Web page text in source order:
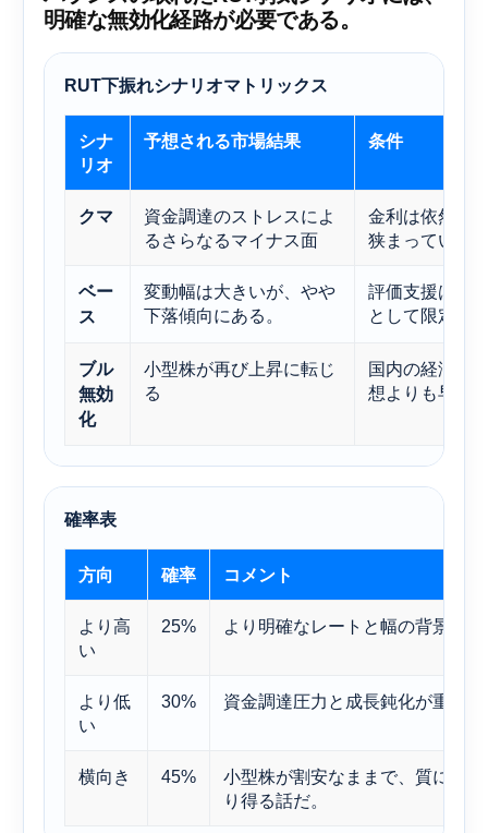
明確な無効化経路が必要である。
RUT下振れシナリオマトリックス
シナ
リオ
予想される市場結果 条件
クマ
資金調達のストレスによ
るさらなるマイナス面
金利は依然と
狭まっている
ベー
ス
変動幅は大きいが、やや
下落傾向にある。
評価支援は存
として限定的
ブル
無効
化
小型株が再び上昇に転じ
る
国内の経済の
想よりも早く
確率表
方向 確率 コメント
より高
い
25% より明確なレートと幅の背景情
より低
い
30% 資金調達圧力と成長鈍化が重な
横向き 45%
小型株が割安なままで、質にば
り得る話だ。